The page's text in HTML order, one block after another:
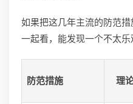
如果把这几年主流的防范
一起看，能发现一个不太乐
防范措施 理